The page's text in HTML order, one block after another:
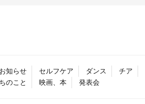
お知らせ セルフケア ダンス チア
のこと 映画、本 発表会